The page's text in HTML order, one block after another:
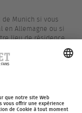
Munich si vous
en Allemagne ou si
lieu de résidence
du contrat ou si votre
est inconnu au
sommes toutefois